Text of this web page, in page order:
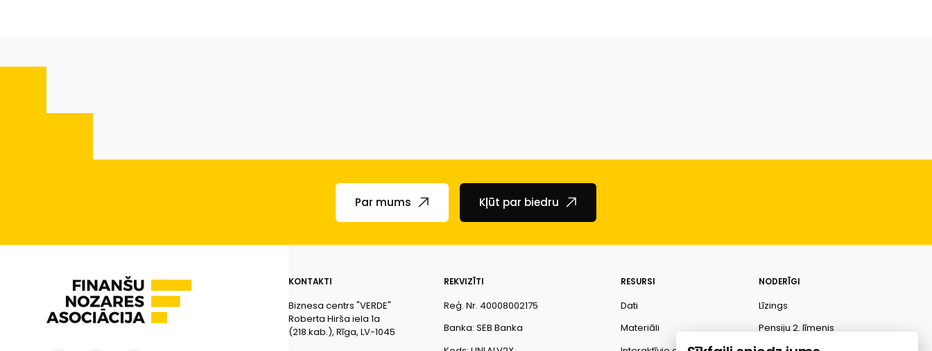
Par mums Kļūt par biedru
KONTAKTI
Biznesa centrs "VERDE"
Roberta Hirša iela 1a
(218.kab.), Rīga, LV-1045
REKVIZĪTI
Reģ. Nr. 40008002175
Banka: SEB Banka
RESURSI
Dati
Materiāli
NODERĪGI
Līzings
Pensiju 2. līmenis